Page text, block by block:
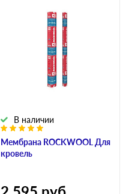
Мембрана ROCKWOOL Для
кровель
В наличии